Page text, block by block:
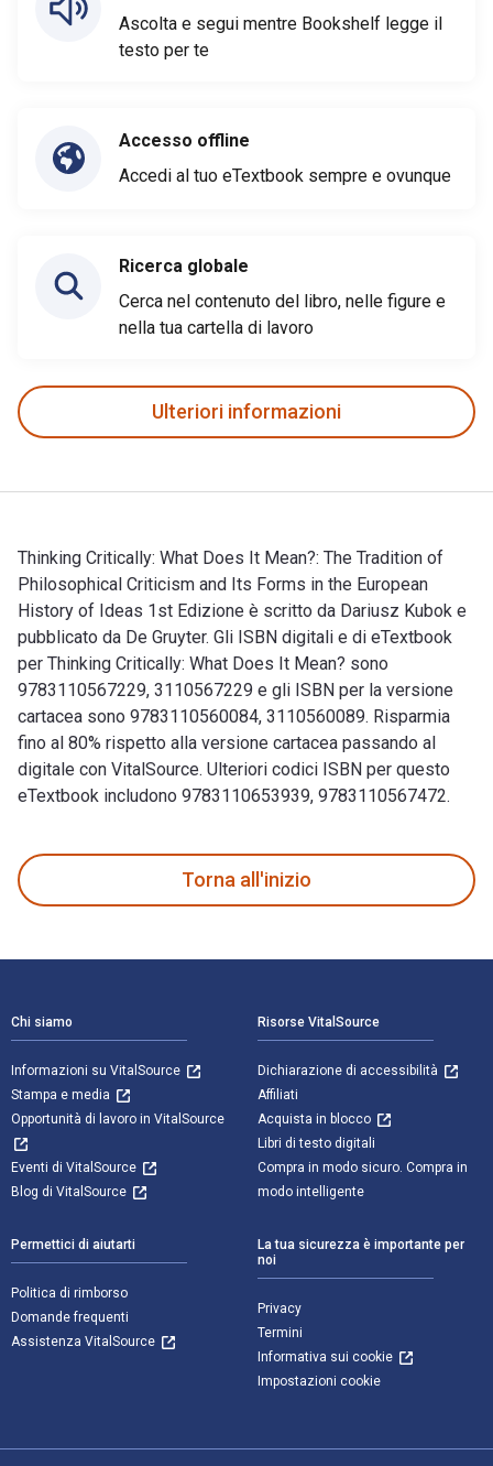
Ascolta e segui mentre Bookshelf legge il
testo per te
Accesso offline
Accedi al tuo eTextbook sempre e ovunque
Ricerca globale
Cerca nel contenuto del libro, nelle figure e
nella tua cartella di lavoro
Ulteriori informazioni
Thinking Critically: What Does It Mean?: The Tradition of
Philosophical Criticism and Its Forms in the European
History of Ideas 1st Edizione è scritto da Dariusz Kubok e
pubblicato da De Gruyter. Gli ISBN digitali e di eTextbook
per Thinking Critically: What Does It Mean? sono
9783110567229, 3110567229 e gli ISBN per la versione
cartacea sono 9783110560084, 3110560089. Risparmia
fino al 80% rispetto alla versione cartacea passando al
digitale con VitalSource. Ulteriori codici ISBN per questo
eTextbook includono 9783110653939, 9783110567472.
Torna all'inizio
Chi siamo
Informazioni su VitalSource
Stampa e media
Opportunità di lavoro in VitalSource
Eventi di VitalSource
Blog di VitalSource
Risorse VitalSource
Dichiarazione di accessibilità
Affiliati
Acquista in blocco
Libri di testo digitali
Compra in modo sicuro. Compra in
modo intelligente
Permettici di aiutarti
Politica di rimborso
Domande frequenti
Assistenza VitalSource
La tua sicurezza è importante per
noi
Privacy
Termini
Informativa sui cookie
Impostazioni cookie